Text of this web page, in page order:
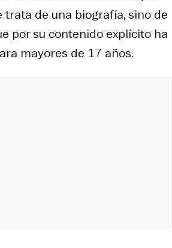
trata de una biografía, sino de
por su contenido explícito ha
mayores de 17 años.